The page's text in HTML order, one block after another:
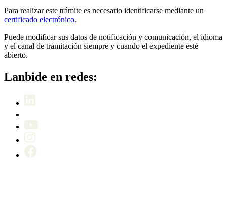
Para realizar este trámite es necesario identificarse mediante un
certificado electrónico.
Puede modificar sus datos de notificación y comunicación, el idioma
y el canal de tramitación siempre y cuando el expediente esté
abierto.
Lanbide en redes: